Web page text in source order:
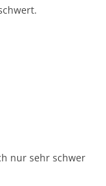
nur sehr schwer